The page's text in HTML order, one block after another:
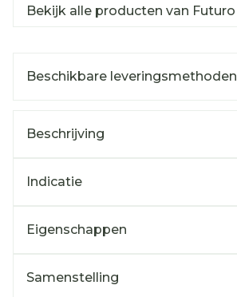
Bekijk alle producten van Futuro
Beschikbare leveringsmethoden
Beschrijving
Indicatie
Eigenschappen
Samenstelling